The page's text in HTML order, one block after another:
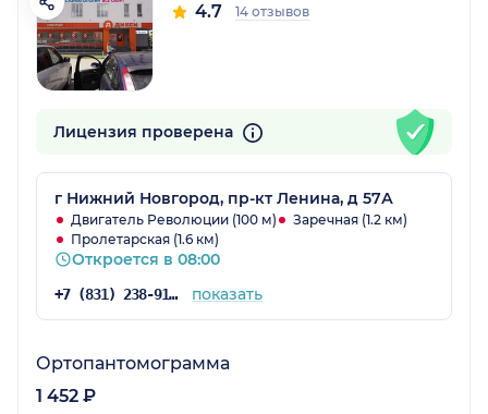
4.7 14 отзывов
Лицензия проверена
г Нижний Новгород, пр-кт Ленина, д 57А
Двигатель Революции (100 м)
Заречная (1.2 км)
Пролетарская (1.6 км)
Откроется в 08:00
+7 (831) 238-91-03 показать
Ортопантомограмма
1 452 ₽